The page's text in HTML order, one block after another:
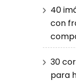
40
con
30
para